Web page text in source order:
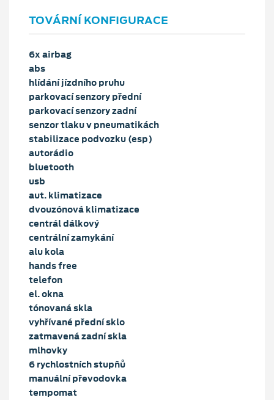
TOVÁRNÍ KONFIGURACE
6x airbag
abs
hlídání jízdního pruhu
parkovací senzory přední
parkovací senzory zadní
senzor tlaku v pneumatikách
stabilizace podvozku (esp)
autorádio
bluetooth
usb
aut. klimatizace
dvouzónová klimatizace
centrál dálkový
centrální zamykání
alu kola
hands free
telefon
el. okna
tónovaná skla
vyhřívané přední sklo
zatmavená zadní skla
mlhovky
6 rychlostních stupňů
manuální převodovka
tempomat